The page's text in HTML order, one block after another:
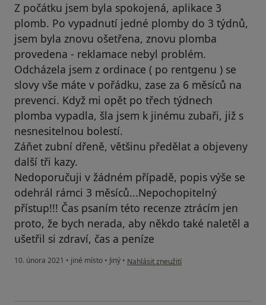
Z počátku jsem byla spokojená, aplikace 3
plomb. Po vypadnutí jedné plomby do 3 týdnů,
jsem byla znovu ošetřena, znovu plomba
provedena - reklamace nebyl problém.
Odcházela jsem z ordinace ( po rentgenu ) se
slovy vše máte v pořádku, zase za 6 měsíců na
prevenci. Když mi opět po třech týdnech
plomba vypadla, šla jsem k jinému zubaři, již s
nesnesitelnou bolestí.
Záňet zubní dřeně, většinu předělat a objeveny
další tři kazy.
Nedoporučuji v žádném případě, popis výše se
odehrál rámci 3 měsíců...Nepochopitelný
přístup!!! Čas psaním této recenze ztrácím jen
proto, že bych nerada, aby někdo také naletěl a
ušetřil si zdraví, čas a peníze
10. února 2021 • jiné místo • Jiný • podle názoru uživatele LL
Nahlásit zneužití